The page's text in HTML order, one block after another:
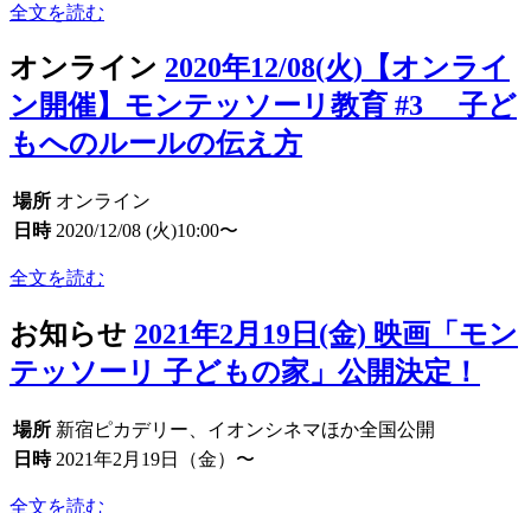
全文を読む
オンライン 2020年12/08(火)【オンライ
ン開催】モンテッソーリ教育 #3 子ど
もへのルールの伝え方
場所 オンライン
日時 2020/12/08 (火)10:00〜
全文を読む
お知らせ 2021年2月19日(金) 映画「モン
テッソーリ 子どもの家」公開決定！
場所 新宿ピカデリー、イオンシネマほか全国公開
日時 2021年2月19日（金）〜
全文を読む